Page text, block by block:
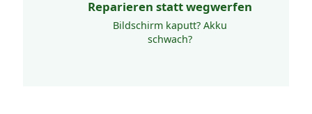
Reparieren statt wegwerfen
Bildschirm kaputt? Akku
schwach?
die Umwelt und Lösungen gibt
es überall!